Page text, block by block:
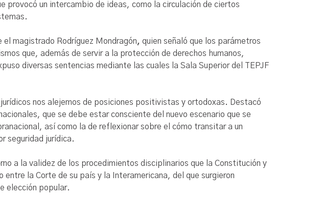
provocó un intercambio de ideas, como la circulación de ciertos
magistrado Rodríguez Mondragón, quien señaló que los parámetros
que, además de servir a la protección de derechos humanos,
diversas sentencias mediante las cuales la Sala Superior del TEPJF
nos alejemos de posiciones positivistas y ortodoxas. Destacó
que se debe estar consciente del nuevo escenario que se
así como la de reflexionar sobre el cómo transitar a un
seguridad jurídica.
a la validez de los procedimientos disciplinarios que la Constitución y
la Corte de su país y la Interamericana, del que surgieron
elección popular.